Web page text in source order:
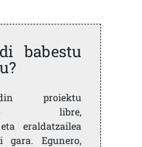
babestu
proiektu
libre,
eraldatzailea
gara. Egunero,